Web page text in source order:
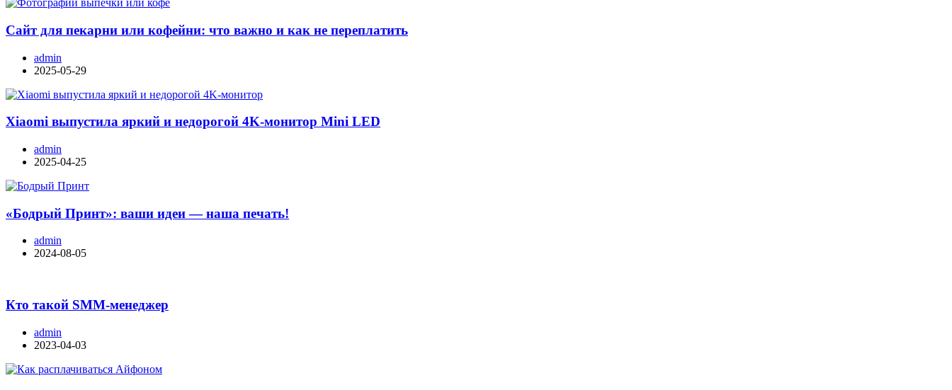
Сайт для пекарни или кофейни: что важно и как не переплатить
admin
2025-05-29
Xiaomi выпустила яркий и недорогой 4K-монитор Mini LED
admin
2025-04-25
«Бодрый Принт»: ваши идеи — наша печать!
admin
2024-08-05
Кто такой SMM-менеджер
admin
2023-04-03